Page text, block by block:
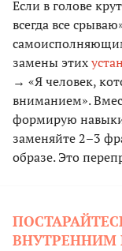
Если в голове
всегда все
замены этих
→ «Я человек,
вниманием».
формирую
заменяйте 2–3
образе. Это
ВНУТРЕННИМ